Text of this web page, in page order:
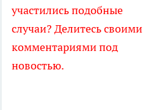
участились подобные
случаи? Делитесь своими
комментариями под
новостью.